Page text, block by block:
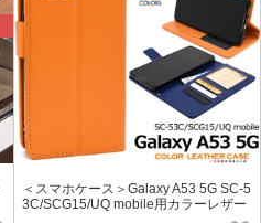
＜スマホケース＞Galaxy A53 5G SC-5
3C/SCG15/UQ mobile用カラーレザー